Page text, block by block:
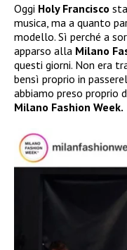
Oggi Holy Francisco
musica, ma a quanto
modello. Sì perché a
apparso alla Milano
questi giorni. Non era
bensì proprio in
abbiamo preso proprio
Milano Fashion Week.